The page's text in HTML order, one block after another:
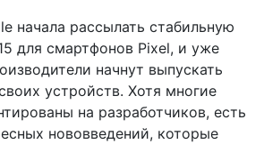
начала рассылать стабильную
для смартфонов Pixel, и уже
начнут выпускать
устройств. Хотя многие
на разработчиков, есть
нововведений, которые